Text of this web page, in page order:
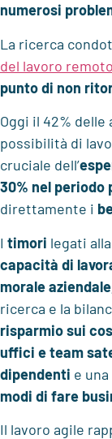
numerosi
La ricerca
del lavoro remoto
punto di non
Oggi il 42%
possibilità di
cruciale dell’
30% nel periodo
direttamente i
I timori legati
capacità di
morale
ricerca e la
risparmio sui
uffici e team
dipendenti e
modi di fare
Il lavoro agile